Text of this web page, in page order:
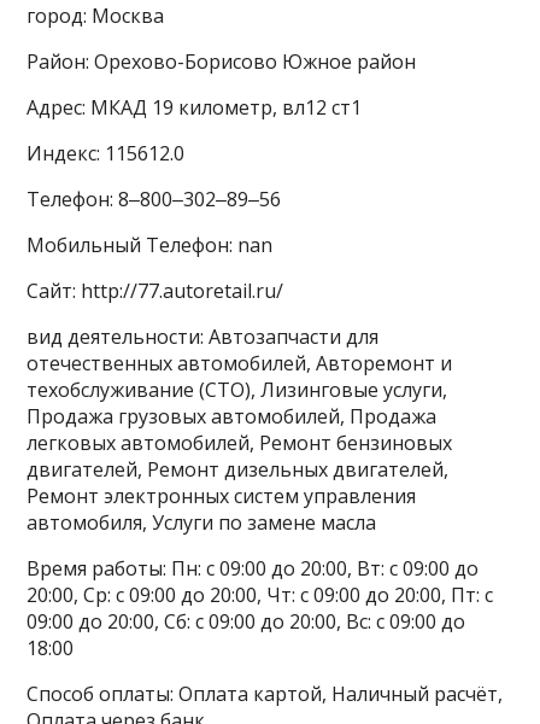
город: Москва
Район: Орехово-Борисово Южное район
Адрес: МКАД 19 километр, вл12 ст1
Индекс: 115612.0
Телефон: 8‒800‒302‒89‒56
Мобильный Телефон: nan
Сайт: http://77.autoretail.ru/
вид деятельности: Автозапчасти для
отечественных автомобилей, Авторемонт и
техобслуживание (СТО), Лизинговые услуги,
Продажа грузовых автомобилей, Продажа
легковых автомобилей, Ремонт бензиновых
двигателей, Ремонт дизельных двигателей,
Ремонт электронных систем управления
автомобиля, Услуги по замене масла
Время работы: Пн: с 09:00 до 20:00, Вт: с 09:00 до
20:00, Ср: с 09:00 до 20:00, Чт: с 09:00 до 20:00, Пт: с
09:00 до 20:00, Сб: с 09:00 до 20:00, Вс: с 09:00 до
18:00
Способ оплаты: Оплата картой, Наличный расчёт,